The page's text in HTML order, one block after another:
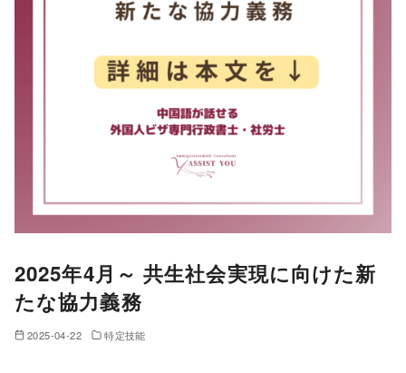
2025年4月～ 共生社会実現に向けた新
たな協力義務
2025-04-22 特定技能